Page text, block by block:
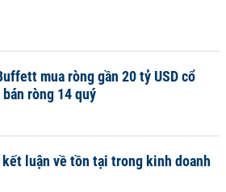
mua ròng gần 20 tỷ USD cổ
ròng 14 quý
luận về tồn tại trong kinh doanh